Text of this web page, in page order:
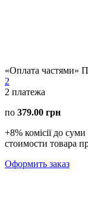
«Оплата частями»
2
2 платежа
по 379.00 грн
+8% комісії до
стоимости товара
Оформить заказ